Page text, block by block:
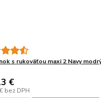
s rukoväťou maxi 2 Navy
€
bez DPH